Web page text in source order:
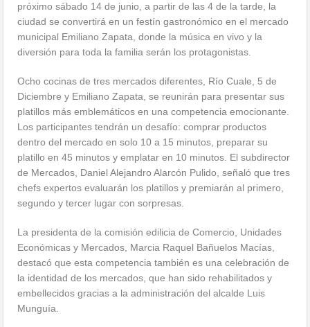
próximo sábado 14 de junio, a partir de las 4 de la tarde, la
ciudad se convertirá en un festín gastronómico en el mercado
municipal Emiliano Zapata, donde la música en vivo y la
diversión para toda la familia serán los protagonistas.
Ocho cocinas de tres mercados diferentes, Río Cuale, 5 de
Diciembre y Emiliano Zapata, se reunirán para presentar sus
platillos más emblemáticos en una competencia emocionante.
Los participantes tendrán un desafío: comprar productos
dentro del mercado en solo 10 a 15 minutos, preparar su
platillo en 45 minutos y emplatar en 10 minutos. El subdirector
de Mercados, Daniel Alejandro Alarcón Pulido, señaló que tres
chefs expertos evaluarán los platillos y premiarán al primero,
segundo y tercer lugar con sorpresas.
La presidenta de la comisión edilicia de Comercio, Unidades
Económicas y Mercados, Marcia Raquel Bañuelos Macías,
destacó que esta competencia también es una celebración de
la identidad de los mercados, que han sido rehabilitados y
embellecidos gracias a la administración del alcalde Luis
Munguía.